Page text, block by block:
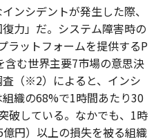
ンシデントが発生した際、
力」だ。システム障害時の
ラットフォームを提供するP
む世界主要7市場の意思決
（※2）によると、インシ
織の68%で1時間あたり30
破している。なかでも、1時
円）以上の損失を被る組織